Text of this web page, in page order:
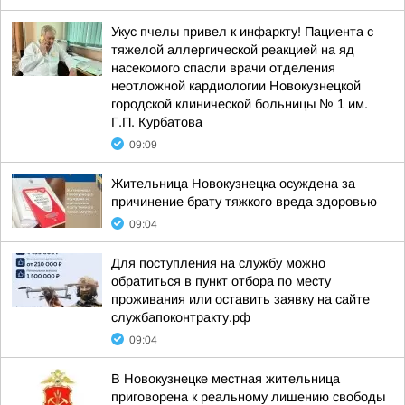
Укус пчелы привел к инфаркту! Пациента с
тяжелой аллергической реакцией на яд
насекомого спасли врачи отделения
неотложной кардиологии Новокузнецкой
городской клинической больницы № 1 им.
Г.П. Курбатова
09:09
Жительница Новокузнецка осуждена за
причинение брату тяжкого вреда здоровью
09:04
Для поступления на службу можно
обратиться в пункт отбора по месту
проживания или оставить заявку на сайте
службапоконтракту.рф
09:04
В Новокузнецке местная жительница
приговорена к реальному лишению свободы